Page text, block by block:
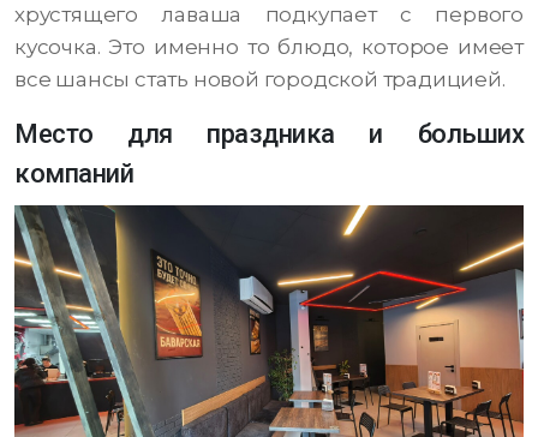
хрустящего лаваша подкупает с первого
кусочка. Это именно то блюдо, которое имеет
все шансы стать новой городской традицией.
Место для праздника и больших
компаний